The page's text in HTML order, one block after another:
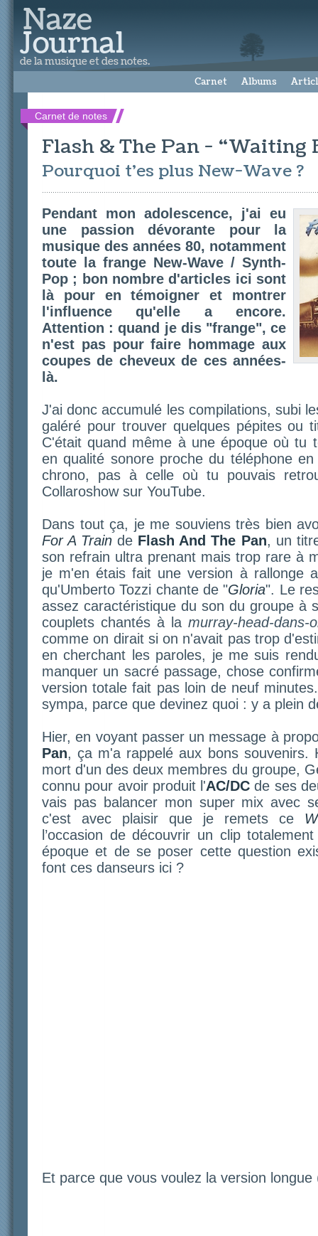
Carnet Albums
Carnet de notes
Flash & The Pan - “Waiting
Pourquoi t'es plus New-Wave ?
Pendant mon adolescence, j'ai eu
une passion dévorante pour la
musique des années 80, notamment
toute la frange New-Wave / Synth-
Pop ; bon nombre d'articles ici sont
là pour en témoigner et montrer
l'influence qu'elle a encore.
Attention : quand je dis "frange", ce
n'est pas pour faire hommage aux
coupes de cheveux de ces années-
là.
J'ai donc accumulé les compilations, subi
galéré pour trouver quelques pépites ou
C'était quand même à une époque où tu
en qualité sonore proche du téléphone
chrono, pas à celle où tu pouvais
Collaroshow sur YouTube.
Dans tout ça, je me souviens très bien
For A Train de Flash And The Pan, un
son refrain ultra prenant mais trop rare à
je m'en étais fait une version à rallonge
qu'Umberto Tozzi chante de "Gloria". Le
assez caractéristique du son du groupe à
couplets chantés à la murray-head-dans-
comme on dirait si on n'avait pas trop
en cherchant les paroles, je me suis
manquer un sacré passage, chose
version totale fait pas loin de neuf
sympa, parce que devinez quoi : y a plein
Hier, en voyant passer un message à
Pan, ça m'a rappelé aux bons souvenirs.
mort d'un des deux membres du groupe,
connu pour avoir produit l'AC/DC de ses
vais pas balancer mon super mix avec
c'est avec plaisir que je remets ce
l’occasion de découvrir un clip
époque et de se poser cette question
font ces danseurs ici ?
Et parce que vous voulez la version longue